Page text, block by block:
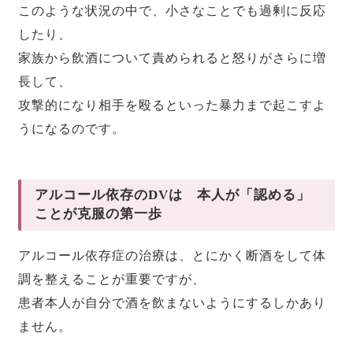
このような状況の中で、小さなことでも過剰に反応
したり、
家族から飲酒について責められると怒りがさらに増
長して、
攻撃的になり相手を殴るといった暴力まで起こすよ
うになるのです。
アルコール依存のDVは 本人が「認める」
ことが克服の第一歩
アルコール依存症の治療は、とにかく断酒をして体
調を整えることが重要ですが、
患者本人が自分で酒を飲まないようにするしかあり
ません。